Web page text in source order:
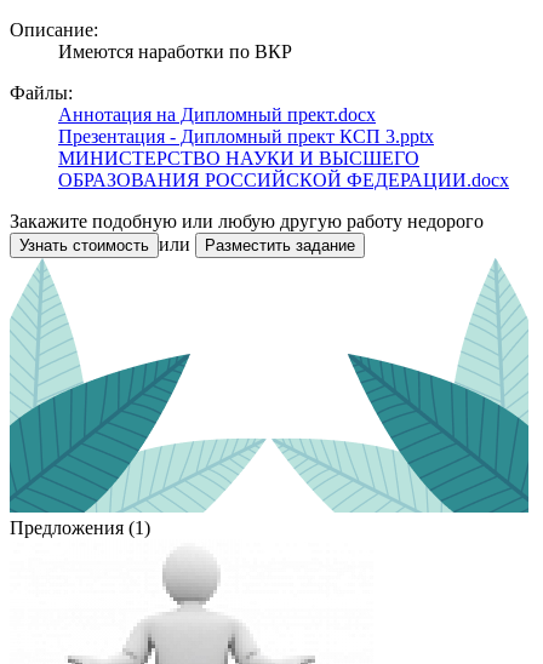
Описание:
Имеются наработки по ВКР
Файлы:
Аннотация на Дипломный прект.docx
Презентация - Дипломный прект КСП 3.pptx
МИНИСТЕРСТВО НАУКИ И ВЫСШЕГО
ОБРАЗОВАНИЯ РОССИЙСКОЙ ФЕДЕРАЦИИ.docx
Закажите подобную или любую другую работу недорого
Узнать стоимость или Разместить задание
Предложения (1)